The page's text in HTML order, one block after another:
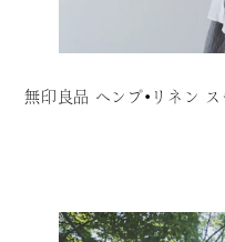
無印良品 ヘンプ・リネン